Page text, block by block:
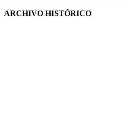
ARCHIVO HISTÓRICO